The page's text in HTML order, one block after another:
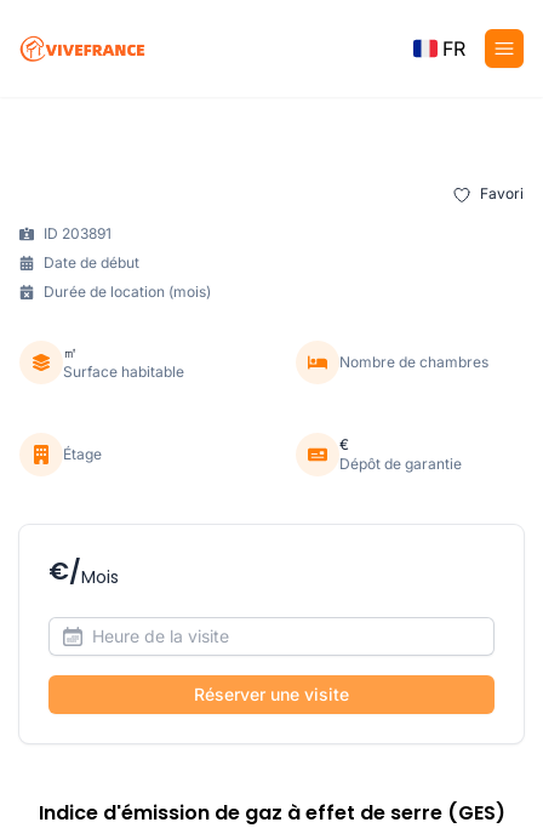
FR
Favori
ID 203891
Date de début
Durée de location (mois)
㎡
Surface habitable
Nombre de chambres
Étage
€
Dépôt de garantie
€/Mois
Réserver une visite
Indice d'émission de gaz à effet de serre (GES)